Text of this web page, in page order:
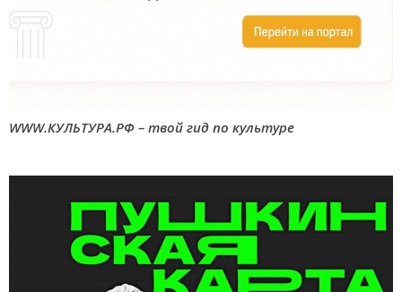
WWW.КУЛЬТУРА.РФ – твой гид по культуре